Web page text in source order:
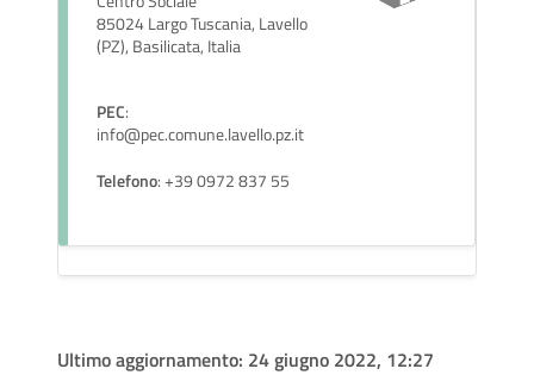
85024 Largo Tuscania, Lavello
(PZ), Basilicata, Italia
PEC:
info@pec.comune.lavello.pz.it
Telefono: +39 0972 837 55
Ultimo aggiornamento: 24 giugno 2022, 12:27